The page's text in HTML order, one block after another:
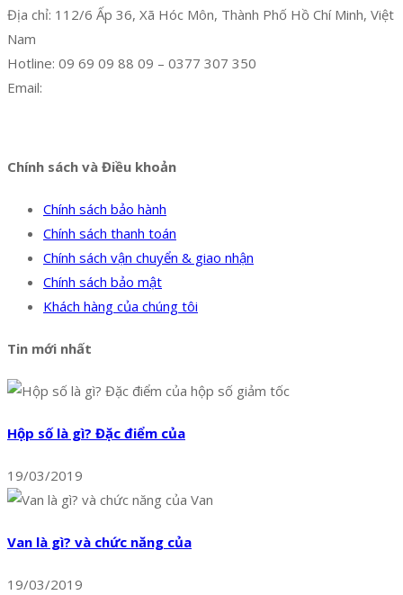
Địa chỉ: 112/6 Ấp 36, Xã Hóc Môn, Thành Phố Hồ Chí Minh, Việt
Nam
Hotline: 09 69 09 88 09 – 0377 307 350
Email:
Chính sách và Điều khoản
Chính sách bảo hành
Chính sách thanh toán
Chính sách vận chuyển & giao nhận
Chính sách bảo mật
Khách hàng của chúng tôi
Tin mới nhất
Hộp số là gì? Đặc điểm của
19/03/2019
Van là gì? và chức năng của
19/03/2019